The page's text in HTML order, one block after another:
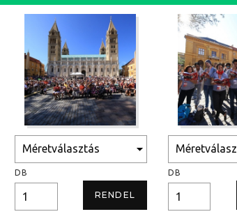
DB DB